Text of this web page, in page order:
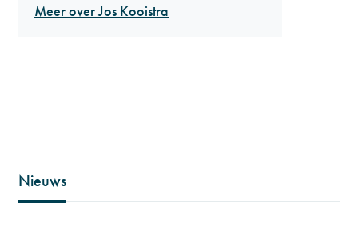
Meer over Jos Kooistra
Nieuws